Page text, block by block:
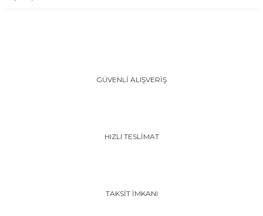
GÜVENLİ ALIŞVERİŞ
HIZLI TESLİMAT
TAKSİT İMKANI